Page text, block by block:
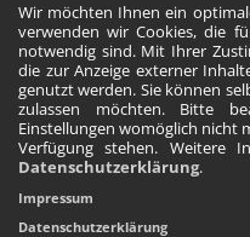
Wir möchten Ihnen ein
verwenden wir Cookies, die
notwendig sind. Mit Ihrer
die zur Anzeige externer
genutzt werden. Sie können
zulassen möchten. Bitte
Einstellungen womöglich nicht
Verfügung stehen. Weitere
Datenschutzerklärung.
Impressum
Datenschutzerklärung